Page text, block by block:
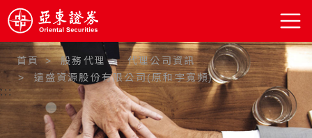
:::
首頁 股務代理
代理公司資訊
遠盛資源股份有限公司(原和宇寬頻)